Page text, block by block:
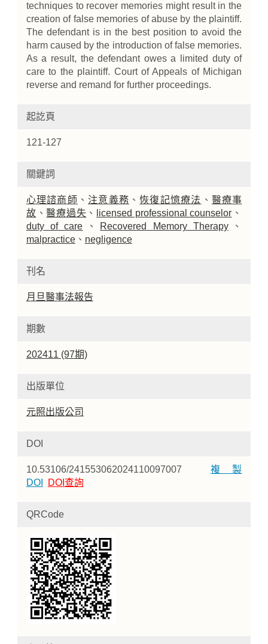
techniques to recover memories might result in the
creation of false memories of abuse by the plaintiff.
The defendant is in the best position to avoid the
harm caused by the introduction of false memories.
As a result, the defendant owes a limited duty of
care to the plaintiff. Court of Appeals of Michigan
reverse and remand for further proceedings.
起訖頁
121-127
關鍵詞
心理諮商師 、 注意義務 、恢復記憶療法 、 醫療事
故 、醫療過失 、 licensed professional counselor 、
duty of care 、 Recovered Memory Therapy、
malpractice、 negligence
刊名
月旦醫事法報告
期數
202411 (97期)
出版單位
元照出版公司
DOI
10.53106/241553062024110097007複製
DOI
DOI查詢
QRCode